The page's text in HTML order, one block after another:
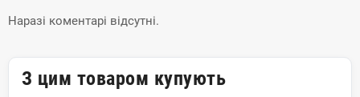
Наразі коментарі відсутні.
З цим товаром купують